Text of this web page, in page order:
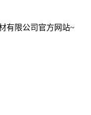
有限公司官方网站~